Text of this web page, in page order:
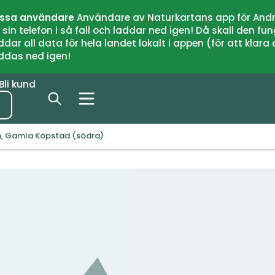
användareAnvändare av Naturkartans app för
telefon i så fall och laddar ned igen! Då skall den
all data för hela landet lokalt i appen (för att
ned igen!
Bli kund
Gamla Köpstad (södra)